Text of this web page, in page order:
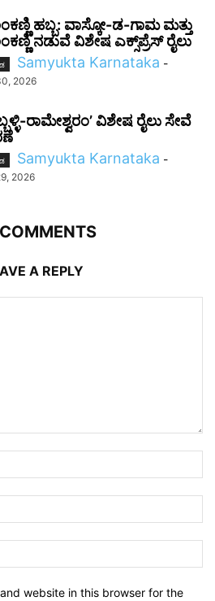
ಹಬ್ಬ: ವಾಸ್ಕೋ-ಡ-ಗಾಮ ಮತ್ತು
ನಡುವೆ ವಿಶೇಷ ಎಕ್ಸ್‌ಪ್ರೆಸ್ ರೈಲು
Samyukta Karnataka -
2026
ರಾಮೇಶ್ವರಂ’ ವಿಶೇಷ ರೈಲು ಸೇವೆ
Samyukta Karnataka -
2026
A REPLY
website in this browser for the